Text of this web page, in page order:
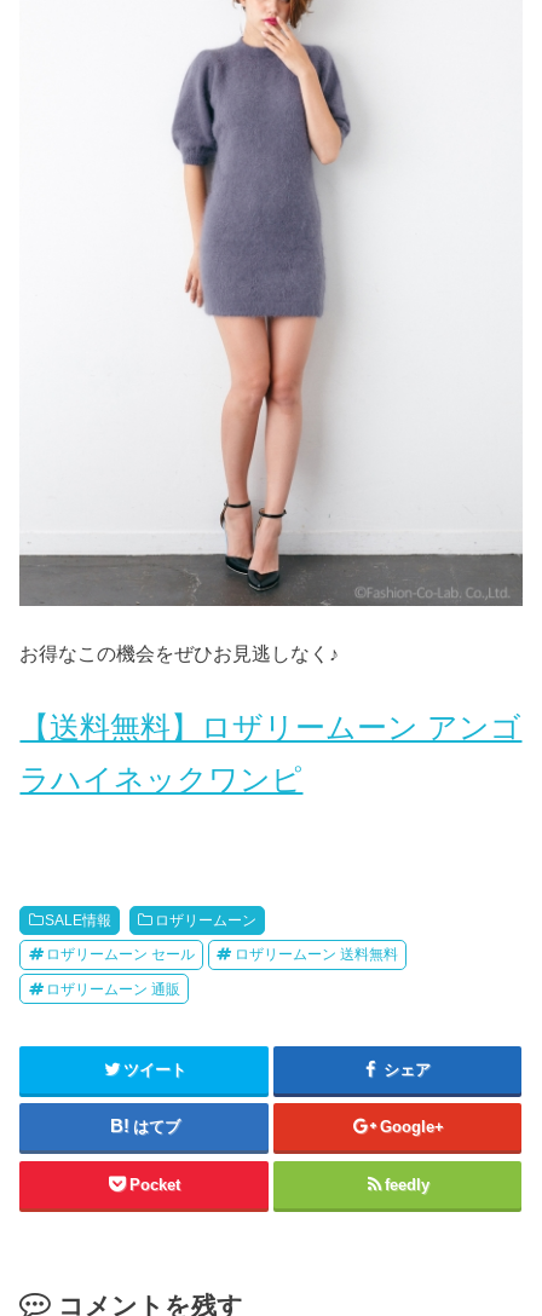
お得なこの機会をぜひお見逃しなく♪
【送料無料】ロザリームーン アンゴ
ラハイネックワンピ
SALE情報 ロザリームーン
ロザリームーン セール ロザリームーン 送料無料
ロザリームーン 通販
ツイート シェア
はてブ Google+
Pocket feedly
コメントを残す